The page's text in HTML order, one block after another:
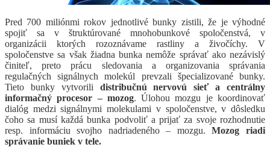
Pred 700 miliónmi rokov jednotlivé bunky zistili, že je výhodné
spojiť sa v štruktúrované mnohobunkové spoločenstvá, v
organizácii ktorých rozoznávame rastliny a živočíchy. V
spoločenstve sa však žiadna bunka nemôže správať ako nezávislý
činiteľ, preto prácu sledovania a organizovania správania
regulačných signálnych molekúl prevzali špecializované bunky.
Tieto bunky vytvorili distribučnú nervovú sieť a centrálny
informačný procesor – mozog. Úlohou mozgu je koordinovať
dialóg medzi signálnymi molekulami v spoločenstve, v dôsledku
čoho sa musí každá bunka podvoliť a prijať za svoje rozhodnutie
resp. informáciu svojho nadriadeného – mozgu.Mozog riadi
správanie buniek v tele.